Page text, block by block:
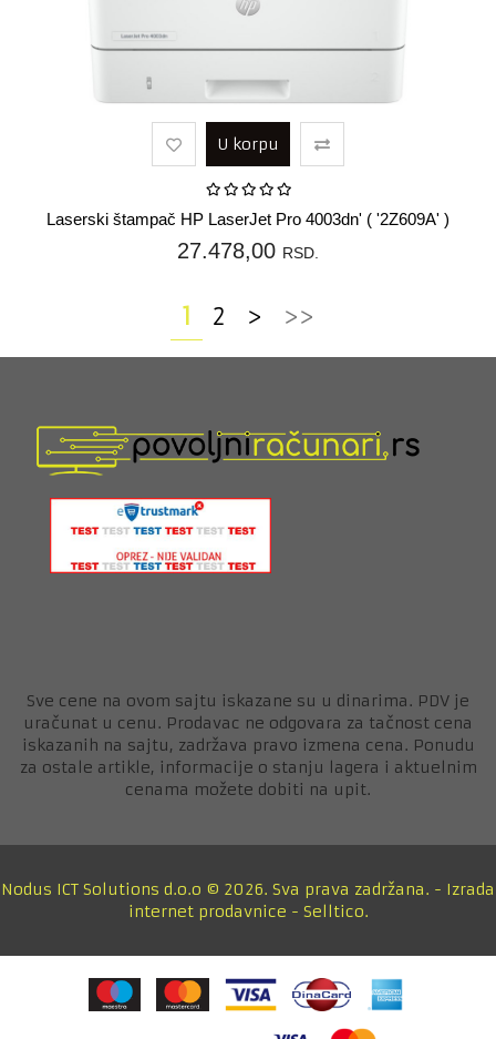
U korpu
Laserski štampač HP LaserJet Pro 4003dn' ( '2Z609A' )
27.478,00 RSD.
1 2 > >>
Sve cene na ovom sajtu iskazane su u dinarima. PDV je
uračunat u cenu. Prodavac ne odgovara za tačnost cena
iskazanih na sajtu, zadržava pravo izmena cena. Ponudu
za ostale artikle, informacije o stanju lagera i aktuelnim
cenama možete dobiti na upit.
Nodus ICT Solutions d.o.o © 2026. Sva prava zadržana. - Izrada
internet prodavnice - Selltico.